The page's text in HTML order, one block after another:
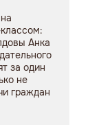
Анка
за один
не
граждан